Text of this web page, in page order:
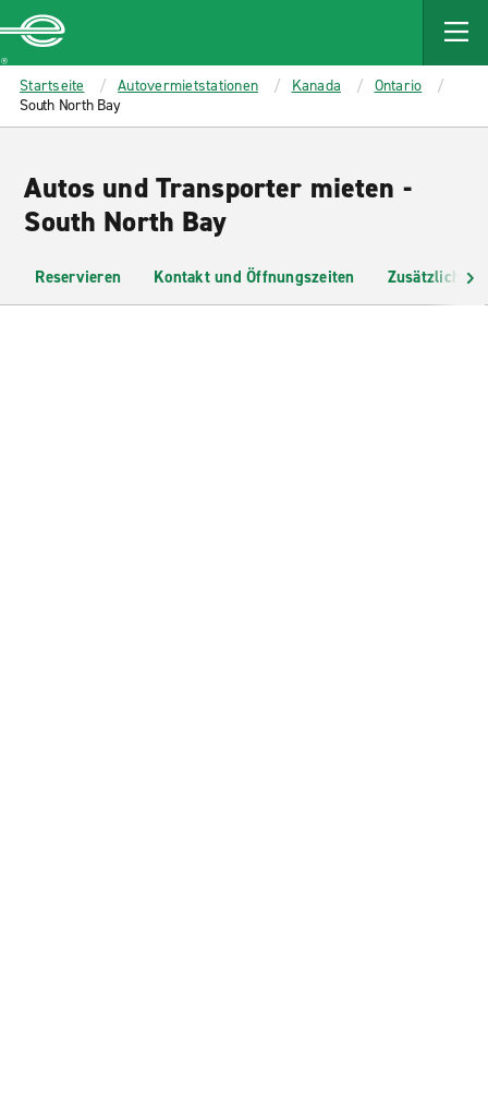
MAIN
CONTENT
Enterprise
Startseite Autovermietstationen Kanada
Ontario
South North Bay
Autos und Transporter mieten -
South North Bay
Reservieren Kontakt und Öffnungszeiten Zusätzliche